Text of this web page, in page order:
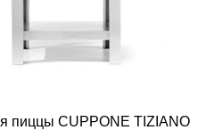
пиццы CUPPONE TIZIANO